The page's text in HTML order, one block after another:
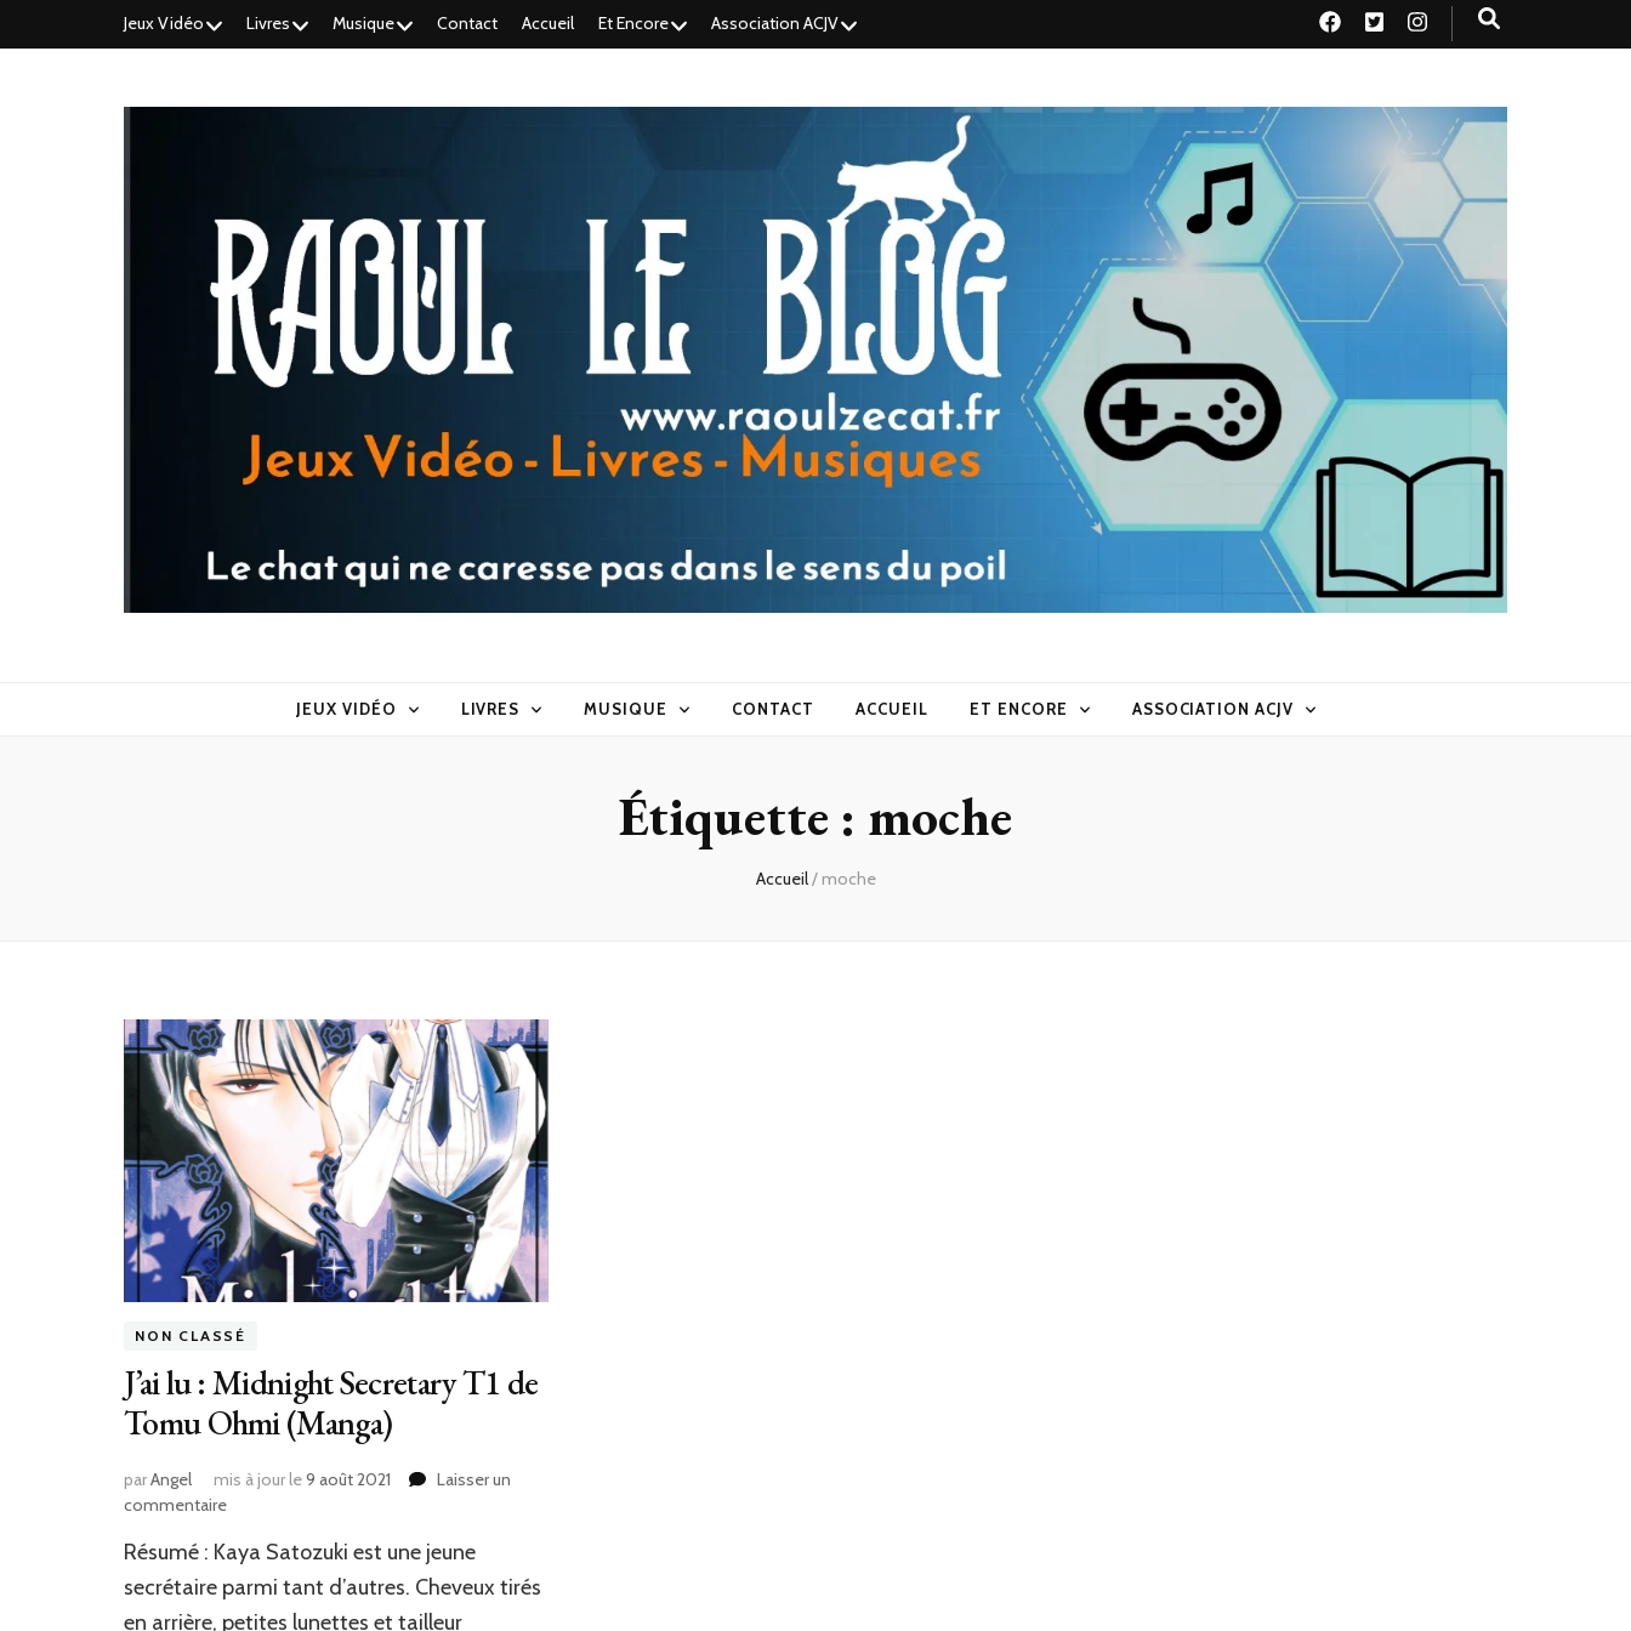
Jeux Vidéo Livres Musique Contact Accueil Et Encore Association ACJV
Raoul le blog
JEUX VIDÉO LIVRES MUSIQUE CONTACT ACCUEIL ET ENCORE ASSOCIATION ACJV
Étiquette : moche
Accueil/ moche
NON CLASSÉ
J’ai lu : Midnight Secretary T1 de
Tomu Ohmi (Manga)
parAngel mis à jour le9 août 2021
Laisser un
commentairesur
lu
:
Résumé : Kaya Satozuki est une jeune
secrétaire parmi tant d’autres. Cheveux tirés
en arrière, petites lunettes et tailleur